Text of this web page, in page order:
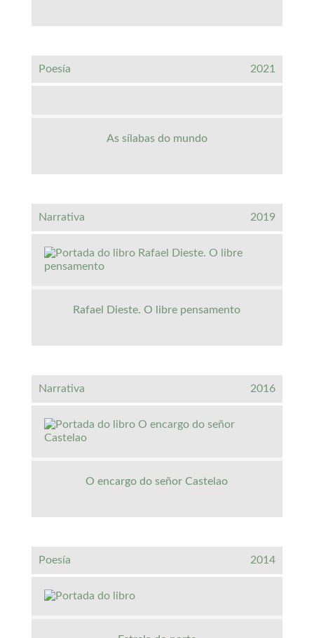
Poesía 2021
As sílabas do mundo
Narrativa 2019
Rafael Dieste. O libre pensamento
Narrativa 2016
O encargo do señor Castelao
Poesía 2014